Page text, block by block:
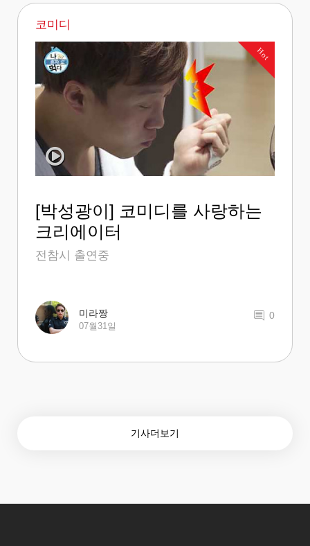
코미디
Hot
[박성광이] 코미디를 사랑하는
크리에이터
전참시 출연중
미라짱
07월31일
0
기사더보기